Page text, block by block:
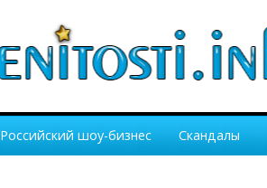
Российский шоу-бизнес Скандалы